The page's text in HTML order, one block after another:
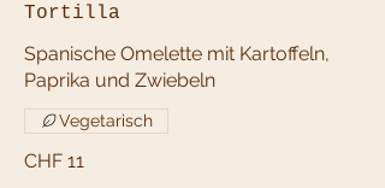
Tortilla
Spanische Omelette mit Kartoffeln,
Paprika und Zwiebeln
CHF 11
Vegetarisch